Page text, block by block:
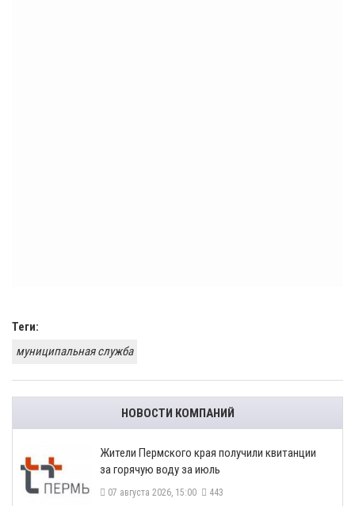
Теги:
муниципальная служба
НОВОСТИ КОМПАНИЙ
​Жители Пермского края получили квитанции
за горячую воду за июль
07 августа 2026, 15:00 443